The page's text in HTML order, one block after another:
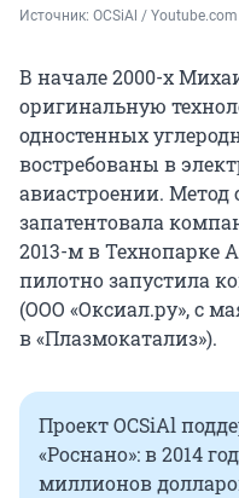
Источник: OCSiAl / Youtube.com
В начале 2000-х
оригинальную
одностенных
востребованы в
авиастроении. Метод
запатентовала
2013-м в Технопарке
пилотно запустила
(ООО «Оксиал.ру», с
в «Плазмокатализ»).
Проект OCSiAl
«Роснано»: в 2014
миллионов